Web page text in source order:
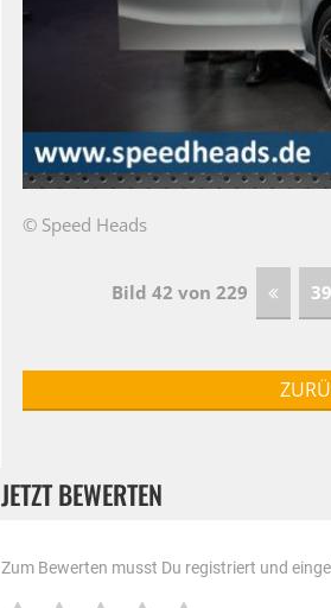
© Speed Heads
Bild 42 von 229 39
JETZT BEWERTEN
Zum Bewerten musst Du registriert und